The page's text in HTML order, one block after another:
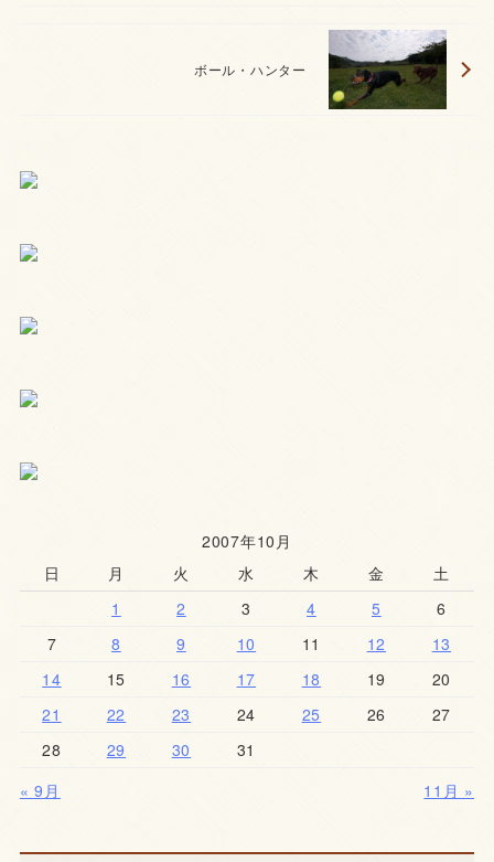
ボール・ハンター
2007年10月
日
月 火 水 木 金
土
1
2 3 4 5
6
7
8 9 10 11 12
13
14
15 16 17 18 19
20
21
22 23 24 25 26
27
28
29 30
31
« 9月
11月 »